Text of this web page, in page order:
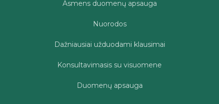
Asmens duomenų apsauga
Nuorodos
Dažniausiai užduodami klausimai
Konsultavimasis su visuomene
Duomenų apsauga